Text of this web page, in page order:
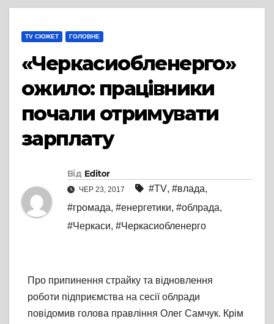
TV СЮЖЕТ ГОЛОВНЕ
«Черкасиобленерго»
ожило: працівники
почали отримувати
зарплату
Від Editor
ЧЕР 23, 2017 #TV, #влада,
#громада, #енергетики, #облрада,
#Черкаси, #Черкасиобленерго
Про припинення страйку та відновлення
роботи підприємства на сесії облради
повідомив голова правління Олег Самчук. Крім